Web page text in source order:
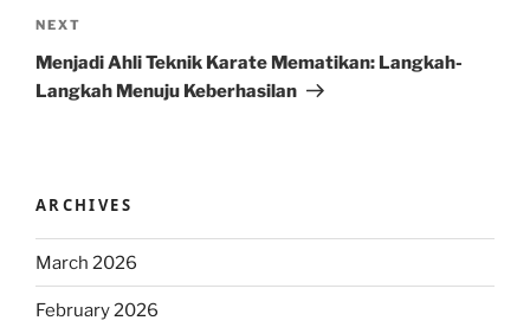
Next
Post
NEXT
Menjadi Ahli Teknik Karate Mematikan: Langkah-
Langkah Menuju Keberhasilan
ARCHIVES
March 2026
February 2026